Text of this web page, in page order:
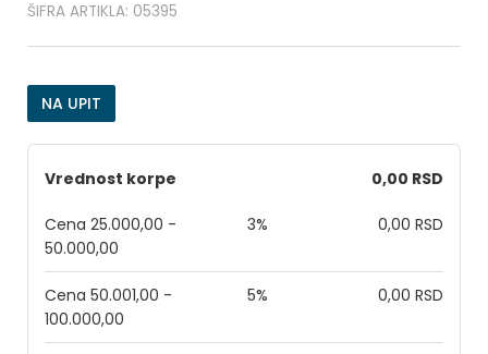
ŠIFRA ARTIKLA: 05395
NA UPIT
Vrednost korpe 0,00 RSD
Cena 25.000,00 -
50.000,00
3% 0,00 RSD
Cena 50.001,00 -
100.000,00
5% 0,00 RSD